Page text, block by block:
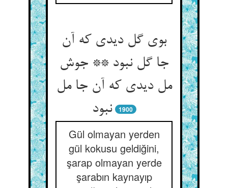
بوی گل دیدی که آن
جا گل نبود ** جوش
مل دیدی که آن جا مل
نبود
1900
Gül olmayan yerden
gül kokusu geldiğini,
şarap olmayan yerde
şarabın kaynayıp